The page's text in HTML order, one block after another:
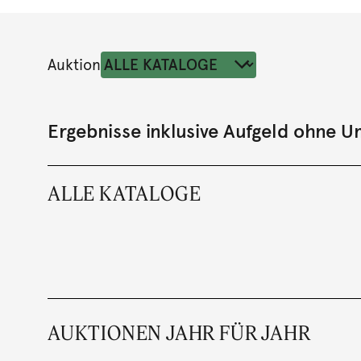
Auktion
Ergebnisse inklusive Aufgeld ohne
ALLE KATALOGE
AUKTIONEN JAHR FÜR JAHR